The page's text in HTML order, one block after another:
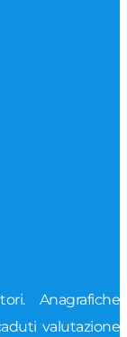
Anagrafiche
valutazione